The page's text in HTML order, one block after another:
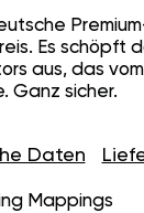
Es schöpft
aus, das
Ganz sicher.
Daten
Mappings